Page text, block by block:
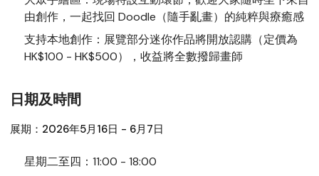
由創作，一起找回 Doodle（隨手亂畫）的純粹與療癒感
支持本地創作： 展覽部分迷你作品將開放認購（定價為
HK$100 - HK$500），收益將全數撥歸畫師
日期及時間
展期： 2026年5月16日 - 6月7日
星期二至四：11:00 - 18:00